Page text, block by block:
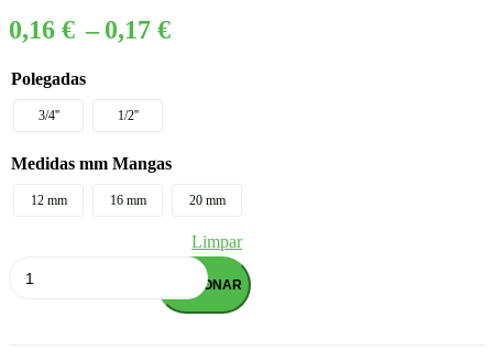
0,16 € – 0,17 €
Price
0,16 €
through
Polegadas
3/4'' 1/2''
Medidas mm Mangas
12 mm 16 mm 20 mm
Limpar
ADICIONAR